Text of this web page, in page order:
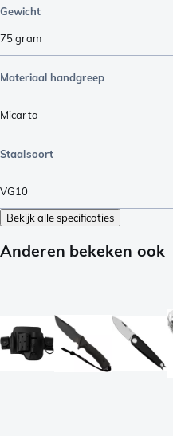
Gewicht
75gram
Materiaal handgreep
Micarta
Staalsoort
VG10
Bekijk alle specificaties
Anderen bekeken ook